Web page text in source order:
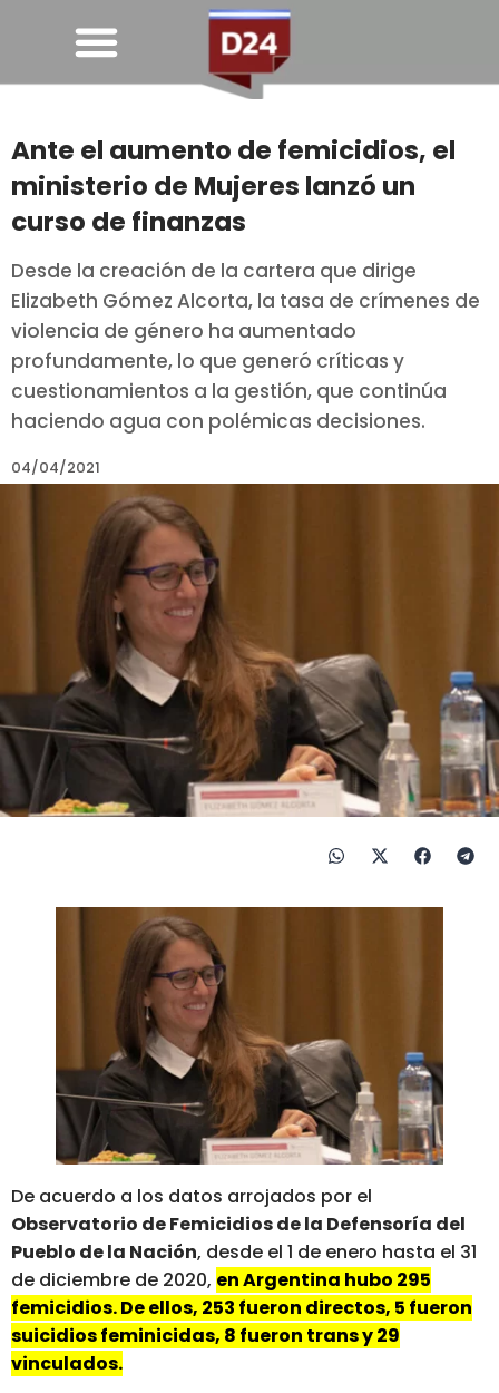
Ante el aumento de femicidios, el
ministerio de Mujeres lanzó un
curso de finanzas
Desde la creación de la cartera que dirige
Elizabeth Gómez Alcorta, la tasa de crímenes de
violencia de género ha aumentado
profundamente, lo que generó críticas y
cuestionamientos a la gestión, que continúa
haciendo agua con polémicas decisiones.
04/04/2021
De acuerdo a los datos arrojados por el
Observatorio de Femicidios de la Defensoría del
Pueblo de la Nación, desde el 1 de enero hasta el 31
de diciembre de 2020, en Argentina hubo 295
femicidios. De ellos, 253 fueron directos, 5 fueron
suicidios feminicidas, 8 fueron trans y 29
vinculados.